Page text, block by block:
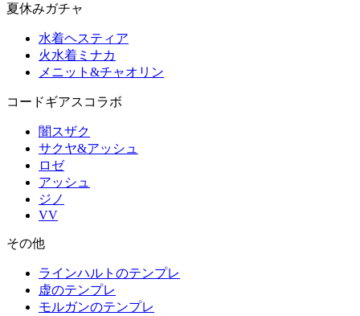
夏休みガチャ
水着ヘスティア
火水着ミナカ
メニット&チャオリン
コードギアスコラボ
闇スザク
サクヤ&アッシュ
ロゼ
アッシュ
ジノ
VV
その他
ラインハルトのテンプレ
虚のテンプレ
モルガンのテンプレ